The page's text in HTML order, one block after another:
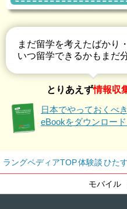
まだ留学を考えたばかり
いつ留学できるかもまだ
とりあえず情報収
日本でやっておくべ
eBookをダウンロード
ラングペディアTOP体験談ひた
モバイル